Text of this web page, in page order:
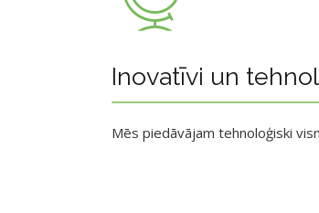
Inovatīvi un
Mēs piedāvājam tehnoloģiski